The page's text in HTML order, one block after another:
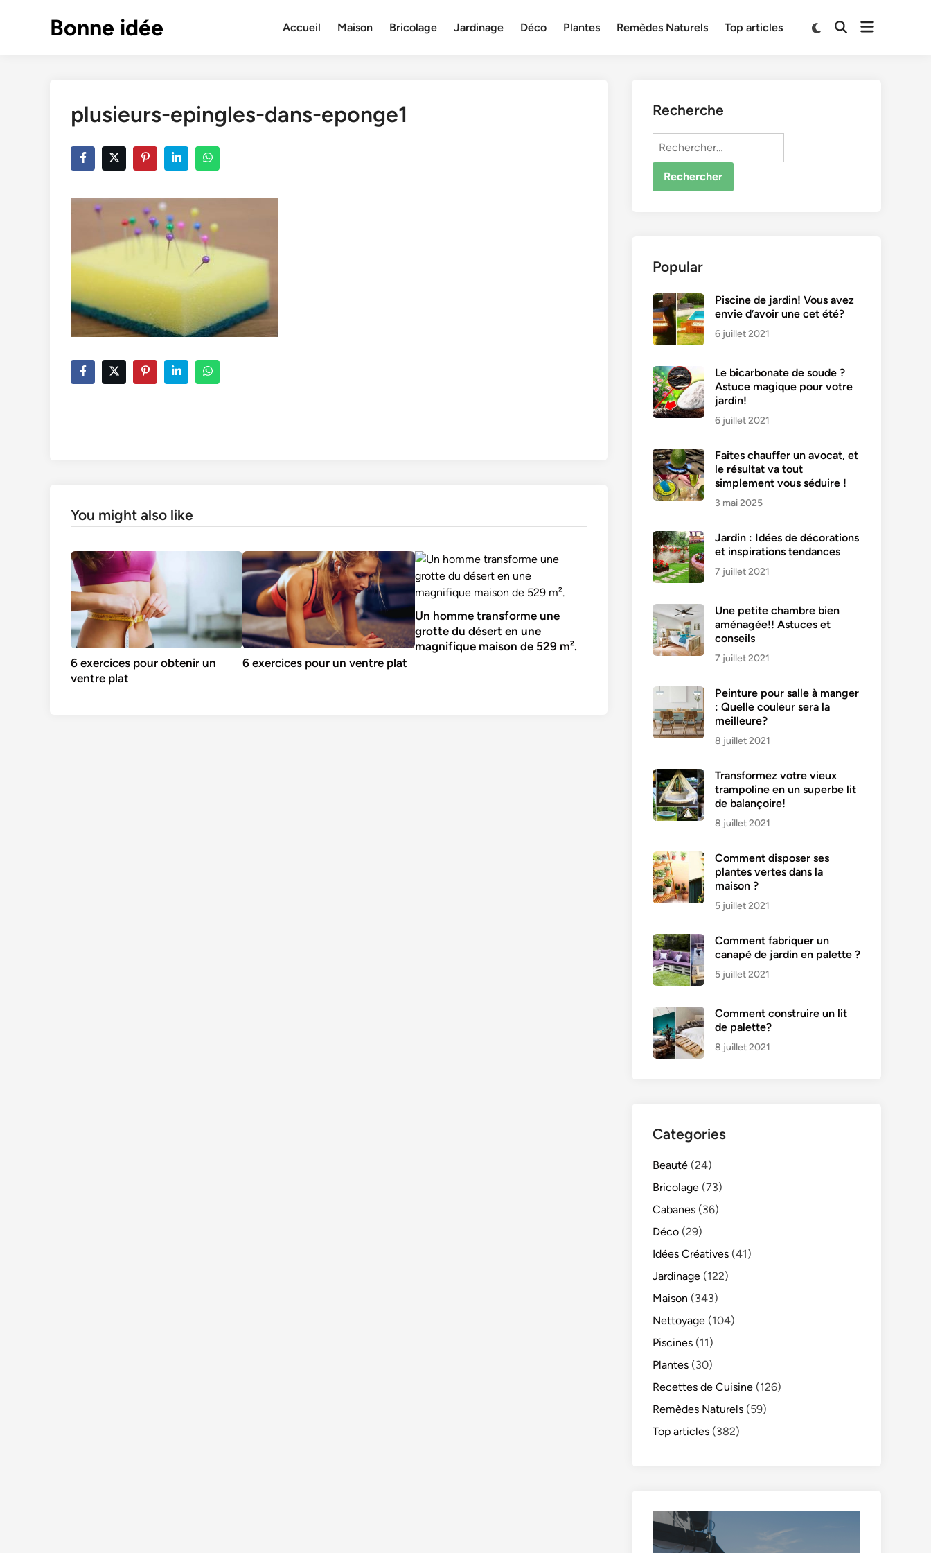
Bonne idée Accueil Maison Bricolage Jardinage Déco Plantes Remèdes Naturels Top articles
SwitchOpenOpen
plusieurs-epingles-dans-eponge1
You might also like
6 exercices pour obtenir un
ventre plat
6 exercices pour un ventre plat
Un homme transforme une
grotte du désert en une
magnifique maison de 529 m².
Recherche
Rechercher :
Popular
Piscine de jardin! Vous avez
envie d’avoir une cet été?
6 juillet 2021
Le bicarbonate de soude ?
Astuce magique pour votre
jardin!
6 juillet 2021
Faites chauffer un avocat, et
le résultat va tout
simplement vous séduire !
3 mai 2025
Jardin : Idées de décorations
et inspirations tendances
7 juillet 2021
Une petite chambre bien
aménagée!! Astuces et
conseils
7 juillet 2021
Peinture pour salle à manger
: Quelle couleur sera la
meilleure?
8 juillet 2021
Transformez votre vieux
trampoline en un superbe lit
de balançoire!
8 juillet 2021
Comment disposer ses
plantes vertes dans la
maison ?
5 juillet 2021
Comment fabriquer un
canapé de jardin en palette ?
5 juillet 2021
Comment construire un lit
de palette?
8 juillet 2021
Categories
Beauté (24)
Bricolage (73)
Cabanes (36)
Déco (29)
Idées Créatives (41)
Jardinage (122)
Maison (343)
Nettoyage (104)
Piscines (11)
Plantes (30)
Recettes de Cuisine (126)
Remèdes Naturels (59)
Top articles (382)